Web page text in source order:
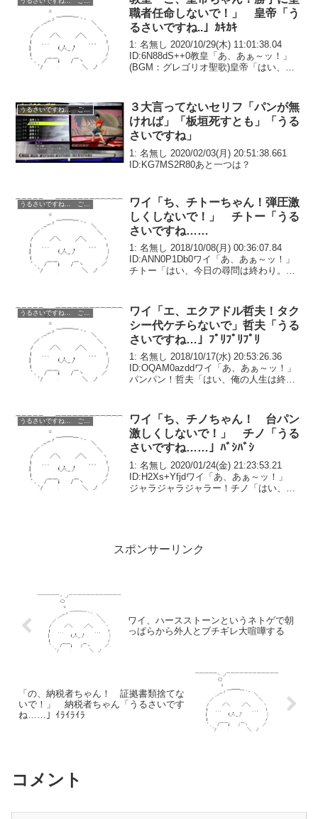
職者任命しないで！」 皇帝「う
るさいですね..」ｶｷｶｷ
1: 名無し 2020/10/29(木) 11:01:38.04
ID:6N88dS++0教皇「あ、あぁ～ッ！」
(BGM：グレゴリオ聖歌)皇帝「はい、今
した……」数週間...
うるさいですね… ごちうさ コピペ改変
３大言ってないセリフ「パンが無
ければ」「板垣死すとも」「うる
さいですね」
1: 名無し 2020/02/03(月) 20:51:38.661
ID:KG7MS2R80あと一つは？
ワイ「ち、チトーちゃん！弾圧激
しくしないで！」 チトー「うる
さいですね……
1: 名無し 2018/10/08(月) 00:36:07.84
ID:ANN0P1Db0ワイ「あ、あぁ～ッ！」
チトー「はい、今日の尋問は終わり。お
念願であった東スラブ...
ワイ「エ、エクアドル哲夫！タク
シー代ケチらないで」哲夫「うる
さいですね…」ﾌﾟﾘﾌﾟﾘﾌﾟﾘ
1: 名無し 2018/10/17(水) 20:53:26.36
ID:OQAM0azddワイ「あ、あぁ～ッ！」
パンパン！哲夫「はい、俺の人生は終わ
前、哲夫ちゃんは念願の...
うるさいですね… ごちうさ コピペ改変
ワイ「ち、チノちゃん！ 台パン
激しくしないで！」 チノ「うる
さいですね……」ﾊﾞｼﾊﾞｼ
1: 名無し 2020/01/24(金) 21:23:53.21
ID:H2Xs+Yfjdワイ「あ、あぁ～ッ！」
ジャラジャラジャラー！チノ「はい、今
スポンサーリンク
ワイ、ハースストーンというネトゲで朝
っぱらから外人とブチギレ大喧嘩する
「の、納税者ちゃん！ 証拠書類捨てな
いで！」 納税者ちゃん「うるさいです
ね……」ｲﾗｲﾗｲﾗ
コメント